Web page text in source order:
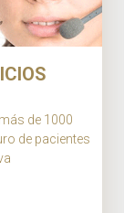
de 1000
de pacientes